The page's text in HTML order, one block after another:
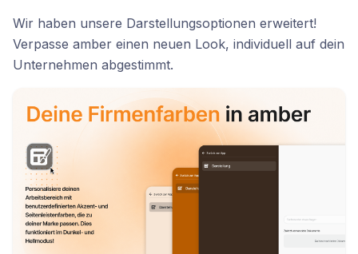
Wir haben unsere Darstellungsoptionen erweitert!
Verpasse amber einen neuen Look, individuell auf dein
Unternehmen abgestimmt.